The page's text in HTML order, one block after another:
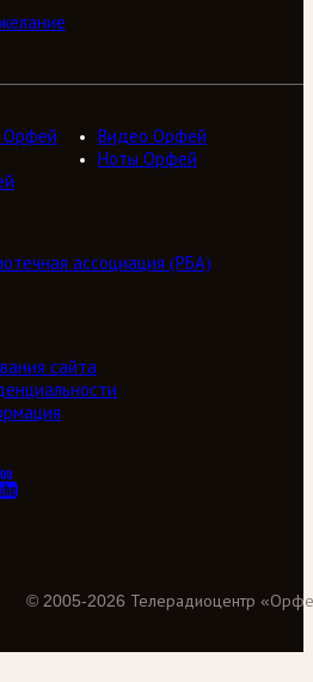
Орфей
Видео Орфей
Ноты Орфей
ассоциация (РБА)
сайта
© 2005-2026 Телерадиоцентр